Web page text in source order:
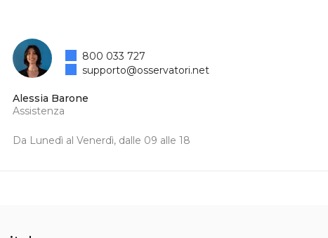
Alessia Barone
Assistenza
Da Lunedì al Venerdì, dalle 09 alle 18
800 033 727
supporto@osservatori.net